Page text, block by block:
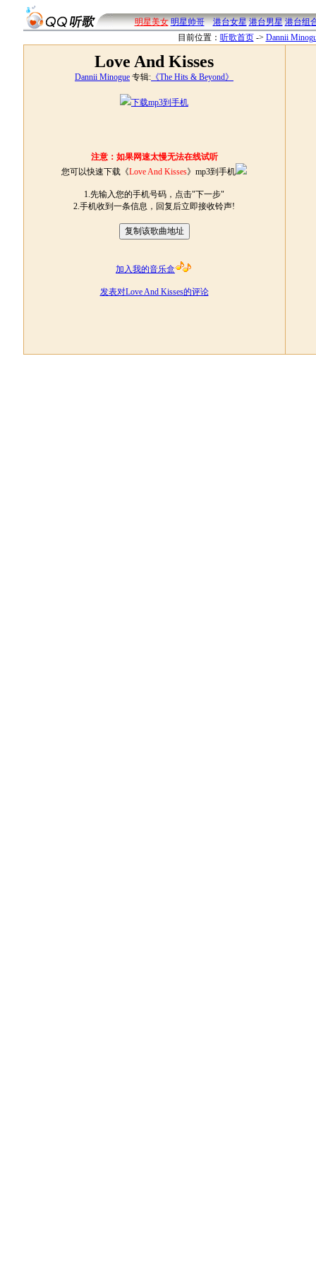
明星美女 明星帅哥 港台女星 港台男星 港台组
目前位置： 听歌首页 -> Dannii
Love And Kisses
Dannii Minogue 专辑: 《The Hits & Beyond》
下载mp3到手机
注意：如果网速太慢无法在线试听
您可以快速下载《Love And Kisses》mp3到手机
1.先输入您的手机号码，点击"下一步"
2.手机收到一条信息，回复后立即接收铃声!
加入我的音乐盒
发表对Love And Kisses的评论